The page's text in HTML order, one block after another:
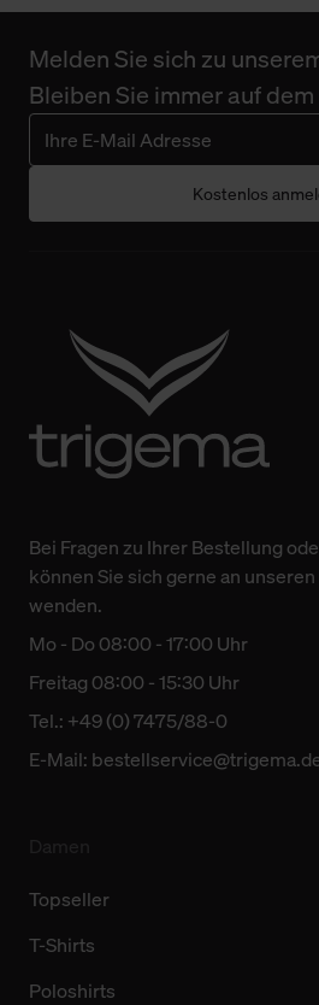
Melden Sie sich zu
Bleiben Sie immer auf
Kostenlos
Bei Fragen zu Ihrer Bestellung
können Sie sich gerne an
wenden.
Mo - Do 08:00 - 17:00 Uhr
Freitag 08:00 - 15:30 Uhr
Tel.: +49 (0) 7475/88-0
E-Mail:
Topseller
T-Shirts
Poloshirts